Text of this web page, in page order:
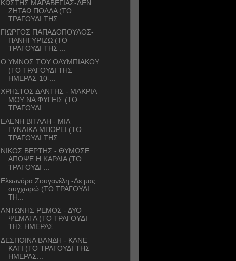
ΚΩΣΤΗΣ ΜΑΡΑΒΕΓΙΑΣ-ΔΕΝ
ΖΗΤΑΩ ΠΟΛΛΑ (ΤΟ
ΤΡΑΓΟΥΔΙ ΤΗΣ...
ΓΙΩΡΓΟΣ ΠΑΠΑΔΟΠΟΥΛΟΣ-
ΠΑΝΗΓΥΡΙΖΩ (ΤΟ
ΤΡΑΓΟΥΔΙ ΤΗΣ ...
Ο ΥΜΝΟΣ ΤΟΥ ΟΛΥΜΠΙΑΚΟΥ
(ΤΟ ΤΡΑΓΟΥΔΙ ΤΗΣ
ΗΜΕΡΑΣ 10-...
ΧΡΗΣΤΟΣ ΔΑΝΤΗΣ - ΜΑΚΡΙΑ
ΜΟΥ ΝΑ ΦΥΓΕΙΣ (ΤΟ
ΤΡΑΓΟΥΔΙ...
ΕΛΕΝΗ ΒΙΤΑΛΗ - ΜΙΑ
ΓΥΝΑΙΚΑ ΜΠΟΡΕΙ (ΤΟ
ΤΡΑΓΟΥΔΙ ΤΗΣ...
ΝΙΚΟΣ ΒΕΡΤΗΣ - ΘΥΜΩΣΕ
ΑΠΟΨΕ Η ΚΑΡΔΙΑ (ΤΟ
ΤΡΑΓΟΥΔΙ ...
Ελεωνόρα Ζουγανέλη -Δε μας
συγχωρώ (ΤΟ ΤΡΑΓΟΥΔΙ
ΤΗ...
ΑΝΤΩΝΗΣ ΡΕΜΟΣ - ΔΥΟ
ΨΕΜΑΤΑ (ΤΟ ΤΡΑΓΟΥΔΙ
ΤΗΣ ΗΜΕΡΑΣ...
ΔΕΣΠΟΙΝΑ ΒΑΝΔΗ - ΚΑΝΕ
ΚΑΤΙ (ΤΟ ΤΡΑΓΟΥΔΙ ΤΗΣ
ΗΜΕΡΑΣ...